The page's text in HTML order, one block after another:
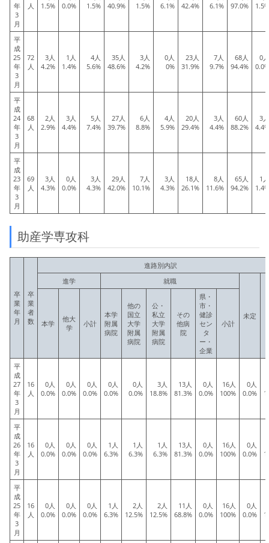
年
3
月
人
1.5%
0.0%
1.5%
40.9%
1.5%
6.1%
42.4%
6.1%
97.0%
1.5%
平
成
25
年
3
月
72
人
3人
4.2%
1人
1.4%
4人
5.6%
35人
48.6%
3人
4.2%
0人
0%
23人
31.9%
7人
9.7%
68人
94.4%
0人
0.0%
平
成
24
年
3
月
68
人
2人
2.9%
3人
4.4%
5人
7.4%
27人
39.7%
6人
8.8%
4人
5.9%
20人
29.4%
3人
4.4%
60人
88.2%
3人
4.4%
平
成
23
年
3
月
69
人
3人
4.3%
0人
0.0%
3人
4.3%
29人
42.0%
7人
10.1%
3人
4.3%
18人
26.1%
8人
11.6%
65人
94.2%
1人
1.4%
助産学専攻科
卒
業
年
月
卒
業
者
数
進路別内訳
進学
就職
未定
本学
他大
学
小計
本学
附属
病院
他の
国立
大学
附属
病院
公・
私立
大学
附属
病院
その
他病
院
県・
市・
健診
セン
タ
ー・
企業
小計
平
成
27
年
3
月
16
人
0人
0.0%
0人
0.0%
0人
0.0%
0人
0.0%
0人
0.0%
3人
18.8%
13人
81.3%
0人
0.0%
16人
100%
0人
0.0%
平
成
26
年
3
月
16
人
0人
0.0%
0人
0.0%
0人
0.0%
1人
6.3%
1人
6.3%
1人
6.3%
13人
81.3%
0人
0.0%
16人
100%
0人
0.0%
平
成
25
年
3
月
16
人
0人
0.0%
0人
0.0%
0人
0.0%
1人
6.3%
2人
12.5%
2人
12.5%
11人
68.8%
0人
0.0%
16人
100%
0人
0.0%